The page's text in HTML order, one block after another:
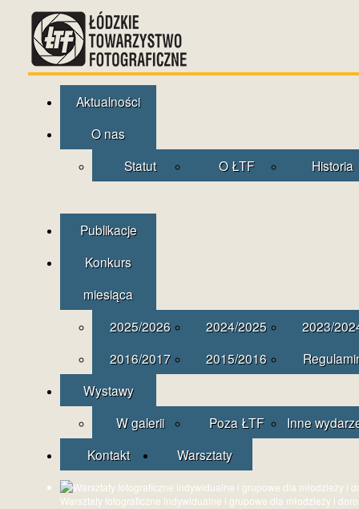
Aktualności
O nas
Statut
O ŁTF Historia
Publikacje
Konkurs
miesiąca
2025/2026
2024/2025
2023/
2016/2017
2015/2016
Wystawy
W galerii
Poza ŁTF
Inne
Kontakt
Warsztaty
Warsztaty fotograficzne indywidualne i grupowe dla młodzieży i